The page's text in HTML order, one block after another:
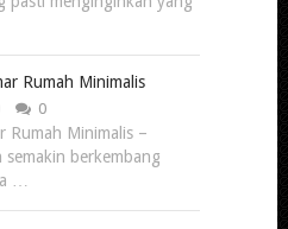
Rumah Minimalis
0
Rumah Minimalis –
berkembang
…